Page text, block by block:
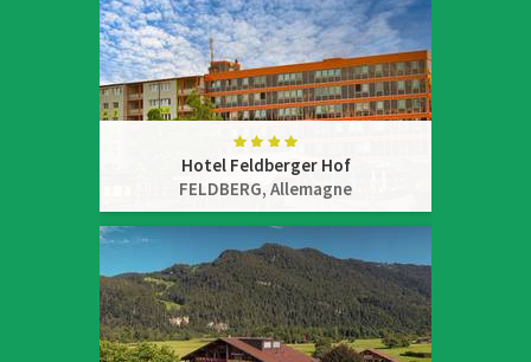
Hotel Feldberger Hof
FELDBERG, Allemagne